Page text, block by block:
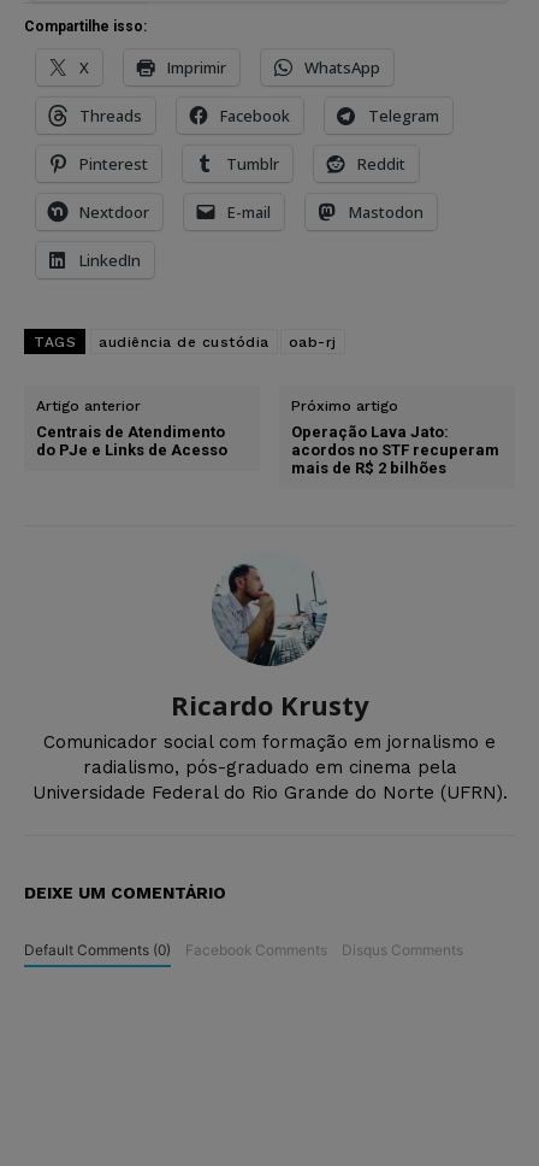
Compartilhe isso:
X Imprimir WhatsApp
Threads Facebook Telegram
Pinterest Tumblr Reddit
Nextdoor E-mail Mastodon
LinkedIn
TAGS audiência de custódia oab-rj
Artigo anterior
Centrais de Atendimento
do PJe e Links de Acesso
Próximo artigo
Operação Lava Jato:
acordos no STF recuperam
mais de R$ 2 bilhões
Ricardo Krusty
Comunicador social com formação em jornalismo e
radialismo, pós-graduado em cinema pela
Universidade Federal do Rio Grande do Norte (UFRN).
DEIXE UM COMENTÁRIO
Default Comments (0) Facebook Comments Disqus Comments